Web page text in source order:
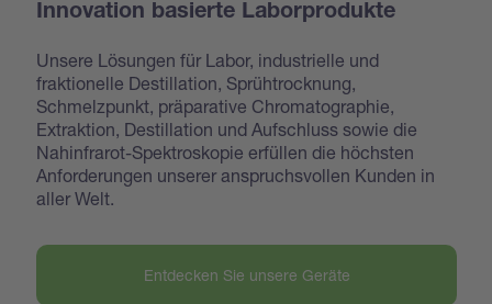
Innovation basierte Laborprodukte
Unsere Lösungen für Labor, industrielle und
fraktionelle Destillation, Sprühtrocknung,
Schmelzpunkt, präparative Chromatographie,
Extraktion, Destillation und Aufschluss sowie die
Nahinfrarot-Spektroskopie erfüllen die höchsten
Anforderungen unserer anspruchsvollen Kunden in
aller Welt.
Entdecken Sie unsere Geräte